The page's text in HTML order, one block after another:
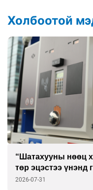
Холбоотой
“Шатахууны нөөц
төр эцэстээ үнэнд
2026-07-31